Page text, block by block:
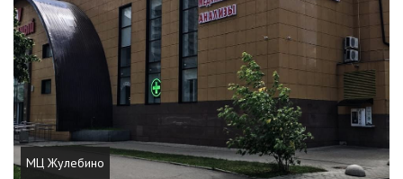
МЦ Жулебино